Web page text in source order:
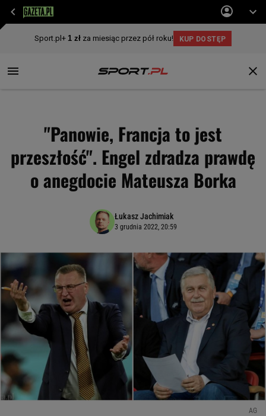
"Panowie, Francja to jest
przeszłość". Engel zdradza prawdę
o anegdocie Mateusza Borka
Łukasz Jachimiak
3 grudnia 2022, 20:59
AG